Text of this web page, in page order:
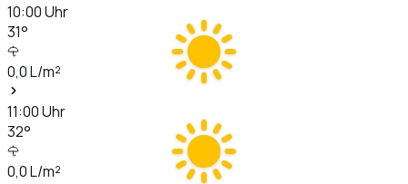
10:00Uhr
31°
0,0L/m²
11:00Uhr
32°
0,0L/m²